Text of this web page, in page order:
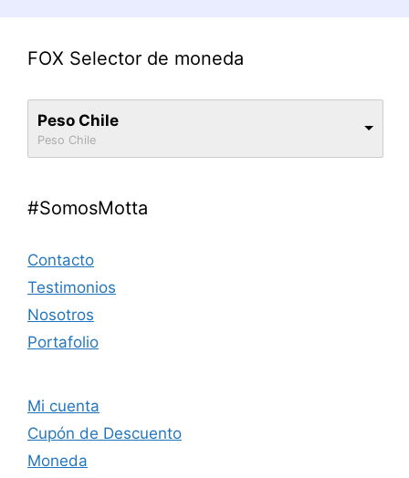
FOX Selector de moneda
Peso Chile
Peso Chile
#SomosMotta
Contacto
Testimonios
Nosotros
Portafolio
Mi cuenta
Cupón de Descuento
Moneda